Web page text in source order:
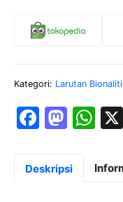
Kategori: Larutan
F
c
M
st
W
at
s
Deskripsi